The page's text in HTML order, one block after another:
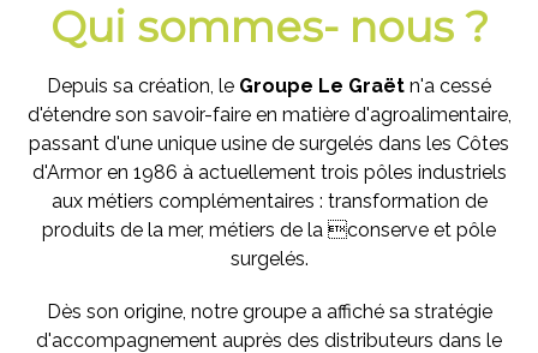
Qui sommes- nous ?
Depuis sa création, le Groupe Le Graët n'a cessé
d'étendre son savoir-faire en matière d'agroalimentaire,
passant d'une unique usine de surgelés dans les Côtes
d'Armor en 1986 à actuellement trois pôles industriels
aux métiers complémentaires : transformation de
produits de la mer, métiers de la conserve et pôle
surgelés.
Dès son origine, notre groupe a affiché sa stratégie
d'accompagnement auprès des distributeurs dans le